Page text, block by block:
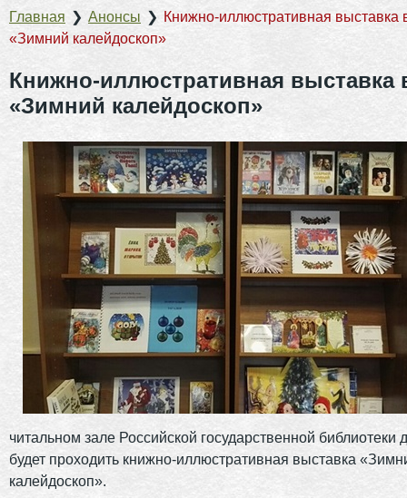
Главная ❯ Анонсы ❯ Книжно-иллюстративная
«Зимний калейдоскоп»
Книжно-иллюстративная выставка
«Зимний калейдоскоп»
читальном зале Российской государственной библиотеки
будет проходить книжно-иллюстративная выставка
калейдоскоп».